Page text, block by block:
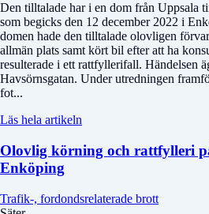
Den tilltalade har i en dom från Uppsala
som begicks den 12 december 2022 i
domen hade den tilltalade olovligen
allmän plats samt kört bil efter att ha
resulterade i ett rattfyllerifall. Händelsen
Havsörnsgatan. Under utredningen
fot...
Läs hela artikeln
Olovlig körning och rattfylleri
Enköping
Trafik-, fordondsrelaterade brott